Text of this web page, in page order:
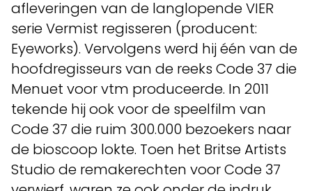
afleveringen van de langlopende VIER
serie Vermist regisseren (producent:
Eyeworks). Vervolgens werd hij één van de
hoofdregisseurs van de reeks Code 37 die
Menuet voor vtm produceerde. In 2011
tekende hij ook voor de speelfilm van
Code 37 die ruim 300.000 bezoekers naar
de bioscoop lokte. Toen het Britse Artists
Studio de remakerechten voor Code 37